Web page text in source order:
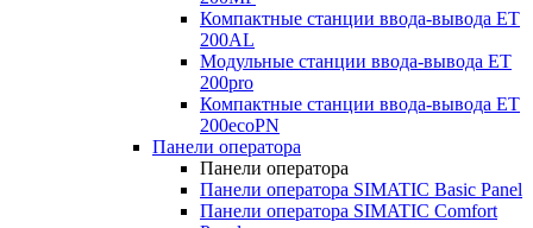
Компактные станции ввода-вывода ET
200AL
Модульные станции ввода-вывода ET
200pro
Компактные станции ввода-вывода ET
200ecoPN
Панели оператора
Панели оператора
Панели оператора SIMATIC Basic Panel
Панели оператора SIMATIC Comfort